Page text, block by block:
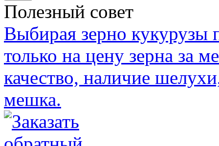
Полезный совет
Выбирая зерно кукурузы
только на цену зерна за
качество, наличие
мешка.